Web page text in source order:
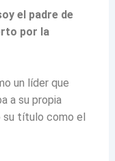
el padre de
por la
un líder que
a su propia
su título como el